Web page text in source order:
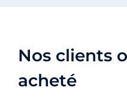
Nos clients
acheté